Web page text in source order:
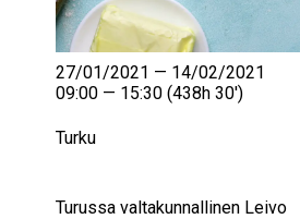
Turussa valtakunnallinen Leivo
27/01/2021 — 14/02/2021
09:00 — 15:30 (438h 30′)
Turku